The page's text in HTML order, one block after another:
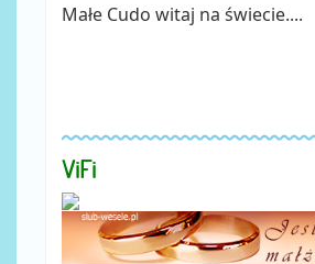
Małe Cudo witaj na świecie....
ViFi